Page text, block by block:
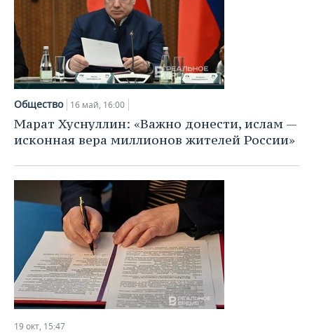
Общество 16 май, 16:00
Марат Хуснуллин: «Важно донести, ислам —
исконная вера миллионов жителей России»
19 окт, 15:47